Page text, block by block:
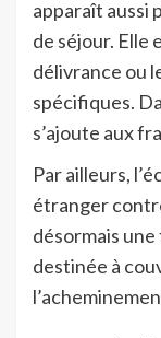
apparaît aussi
de séjour. Elle
délivrance ou
spécifiques.
s’ajoute aux
Par ailleurs,
étranger
désormais
destinée à